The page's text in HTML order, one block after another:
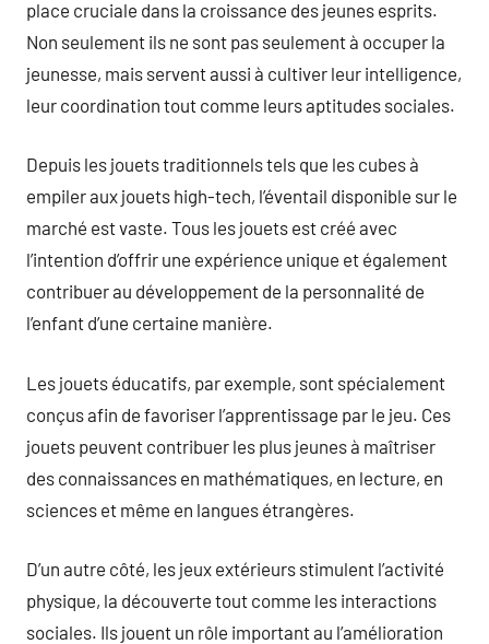
place cruciale dans la croissance des jeunes esprits.
Non seulement ils ne sont pas seulement à occuper la
jeunesse, mais servent aussi à cultiver leur intelligence,
leur coordination tout comme leurs aptitudes sociales.
Depuis les jouets traditionnels tels que les cubes à
empiler aux jouets high-tech, l’éventail disponible sur le
marché est vaste. Tous les jouets est créé avec
l’intention d’offrir une expérience unique et également
contribuer au développement de la personnalité de
l’enfant d’une certaine manière.
Les jouets éducatifs, par exemple, sont spécialement
conçus afin de favoriser l’apprentissage par le jeu. Ces
jouets peuvent contribuer les plus jeunes à maîtriser
des connaissances en mathématiques, en lecture, en
sciences et même en langues étrangères.
D’un autre côté, les jeux extérieurs stimulent l’activité
physique, la découverte tout comme les interactions
sociales. Ils jouent un rôle important au l’amélioration